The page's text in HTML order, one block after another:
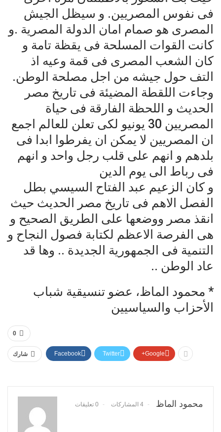
فى نفوس المصريين. و سيظل الجيش
المصرى هو صمام امان الدولة المصرية .و
كانت القوات المسلحة فى يقظة تامة و
كان الشعب المصرى فى قمة وعيه اذ
التف حول جيشه من اجل مصلحة الوطن.
وجاءت اللقطة المضيئة فى تاريخ مصر
الحديث و اللحظة الفارقة فى حياة
المصريين 30 يونيو لكى تعلن للعالم اجمع
ان المصريين لا يمكن ان يفرطوا ابدا فى
بلدهم و انهم على قلب رجل واحد و انهم
فى رباط الى يوم الدين
و كان الزعيم عبد الفتاح السيسي بطل
الفصل الاهم فى تاريخ مصر الحديث حيث
انقذ مصر ووضعها على الطريق الصحيح و
هى الفرصة الاعظم لكتابة فصول النجاح و
التنمية فى الجمهورية الجديدة .. وها قد
عاد الوطن ..
* محمود الماظ، عضو تنسيقية شباب
الأحزاب والسياسيين
0
شارك Facebook Twitter Google+
محمود الماظ 4 المشاركات 0 تعليقات